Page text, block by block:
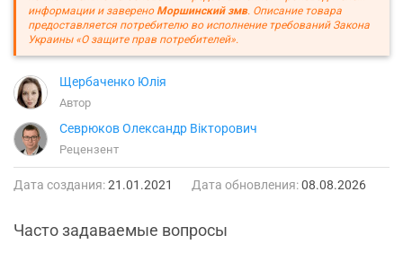
информации и заверено Моршинский змв. Описание товара
предоставляется потребителю во исполнение требований Закона
Украины «О защите прав потребителей».
Щербаченко Юлія
Автор
Севрюков Олександр Вікторович
Рецензент
Дата создания:21.01.2021 Дата обновления:08.08.2026
Часто задаваемые вопросы